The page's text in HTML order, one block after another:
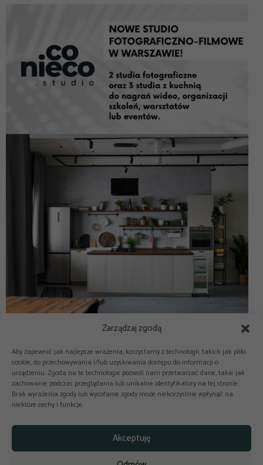
Zarządzaj zgodą
Aby zapewnić jak najlepsze wrażenia, korzystamy z technologii, takich jak pliki
cookie, do przechowywania i/lub uzyskiwania dostępu do informacji o
urządzeniu. Zgoda na te technologie pozwoli nam przetwarzać dane, takie jak
zachowanie podczas przeglądania lub unikalne identyfikatory na tej stronie.
Brak wyrażenia zgody lub wycofanie zgody może niekorzystnie wpłynąć na
niektóre cechy i funkcje.
Akceptuję
Copyright © 2025-2026 odkuchni.co
Polityka prywatności
Regulamin